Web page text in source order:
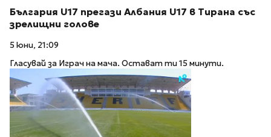
България U17 прегази Албания U17 в Тирана със
зрелищни голове
5 юни, 21:09
Гласувай за Играч на мача. Остават ти 15 минути.